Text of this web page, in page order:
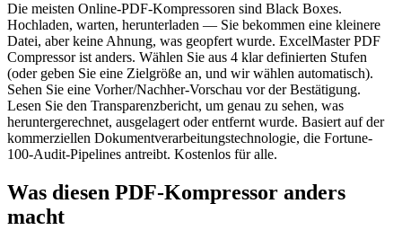
Die meisten Online-PDF-Kompressoren sind Black Boxes.
Hochladen, warten, herunterladen — Sie bekommen eine kleinere
Datei, aber keine Ahnung, was geopfert wurde. ExcelMaster PDF
Compressor ist anders. Wählen Sie aus 4 klar definierten Stufen
(oder geben Sie eine Zielgröße an, und wir wählen automatisch).
Sehen Sie eine Vorher/Nachher-Vorschau vor der Bestätigung.
Lesen Sie den Transparenzbericht, um genau zu sehen, was
heruntergerechnet, ausgelagert oder entfernt wurde. Basiert auf der
kommerziellen Dokumentverarbeitungstechnologie, die Fortune-
100-Audit-Pipelines antreibt. Kostenlos für alle.
Was diesen PDF-Kompressor anders
macht